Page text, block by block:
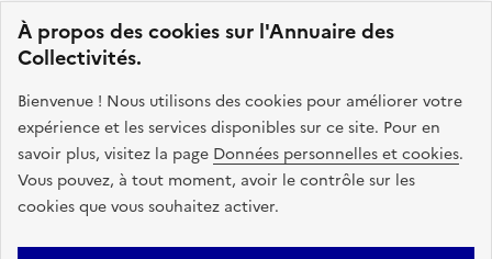
À propos des cookies sur l'Annuaire des
Collectivités.
Bienvenue ! Nous utilisons des cookies pour améliorer votre
expérience et les services disponibles sur ce site. Pour en
savoir plus, visitez la page Données personnelles et cookies.
Vous pouvez, à tout moment, avoir le contrôle sur les
cookies que vous souhaitez activer.
Cohésion des Territoires
. Le code source de ce site web
est disponible en licence libre. Le design de ce site est conçu
avec le système de design de l’État.
legifrance.gouv.fr
info.gouv.fr
service-public.gouv.fr
data.gouv.fr
Plan du site Accessibilite : non conforme Mentions légales